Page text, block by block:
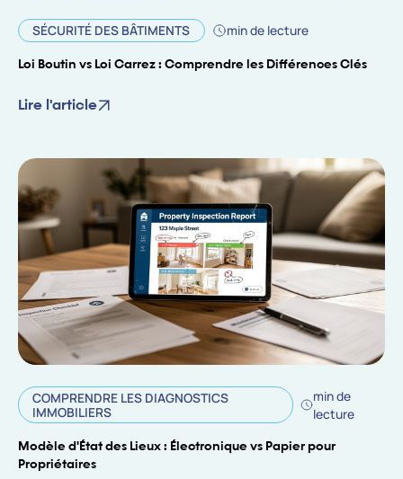
SÉCURITÉ DES BÂTIMENTS min de lecture
Loi Boutin vs Loi Carrez : Comprendre les Différences Clés
Lire l'article
COMPRENDRE LES DIAGNOSTICS
IMMOBILIERS
min de
lecture
Modèle d'État des Lieux : Électronique vs Papier pour
Propriétaires